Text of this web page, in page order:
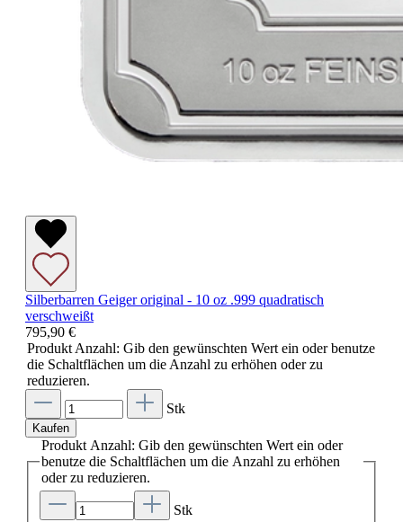
Silberbarren Geiger original - 10 oz .999 quadratisch
verschweißt
795,90 €
Produkt Anzahl: Gib den gewünschten Wert ein oder benutze
die Schaltflächen um die Anzahl zu erhöhen oder zu
reduzieren.
Stk
Kaufen
Produkt Anzahl: Gib den gewünschten Wert ein oder
benutze die Schaltflächen um die Anzahl zu erhöhen
oder zu reduzieren.
Stk